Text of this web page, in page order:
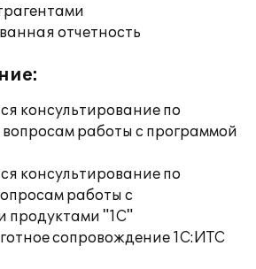
отчетность
консультирование по
работы с программой
консультирование по
работы с
продуктами "1С"
сопровождение 1С:ИТС